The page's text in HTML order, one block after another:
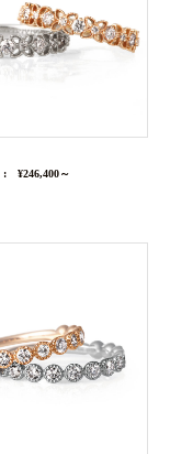
¥246,400～